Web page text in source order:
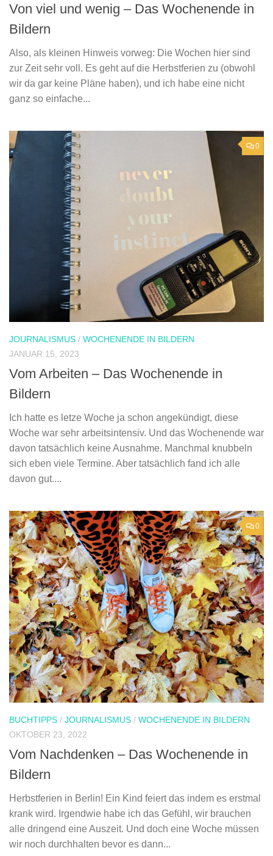
Von viel und wenig – Das Wochenende in
Bildern
Also, als kleinen Hinweis vorweg: Die Wochen hier sind
zur Zeit sehr voll. Es geht auf die Herbstferien zu (obwohl
wir da gar keine Pläne haben), und ich habe eine nicht
ganz so einfache...
0
JOURNALISMUS / WOCHENENDE IN BILDERN
JANUAR 15, 2023
Vom Arbeiten – Das Wochenende in
Bildern
Ich hatte es letze Woche ja schon angekündigt, diese
Woche war sehr arbeitsintensiv. Und das Wochenende war
davon tatsächlich keine Ausnahme. Manchmal knubbeln
sich eben viele Termine. Aber tatsächlich fand ich alle
davon gut....
0
BUCHTIPPS / JOURNALISMUS / WOCHENENDE IN BILDERN
OKTOBER 23, 2022
Vom Nachdenken – Das Wochenende in
Bildern
Herbstferien in Berlin! Ein Kind feiert das indem es erstmal
krank wird. Irgendwie habe ich das Gefühl, wir brauchen
alle dringend eine Auszeit. Und doch eine Woche müssen
wir noch durchhalten bevor es dann...